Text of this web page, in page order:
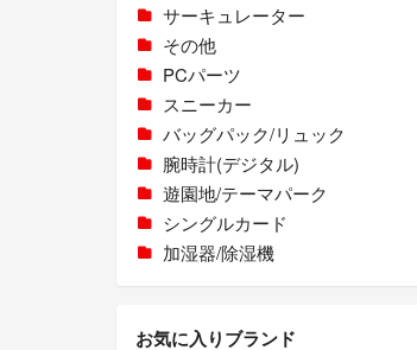
サーキュレーター
その他
PCパーツ
スニーカー
バッグパック/リュック
腕時計(デジタル)
遊園地/テーマパーク
シングルカード
加湿器/除湿機
お気に入りブランド